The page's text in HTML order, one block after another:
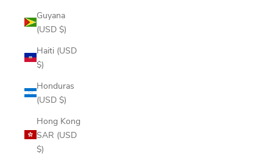
Guyana
(USD $)
Haiti (USD
$)
Honduras
(USD $)
Hong Kong
SAR (USD
$)